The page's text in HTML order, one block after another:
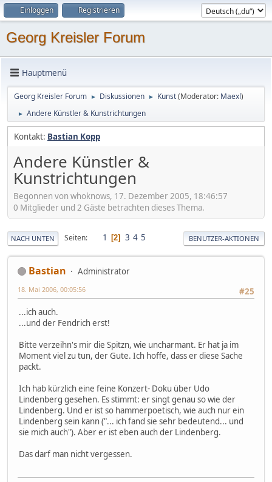
Einloggen Registrieren
Georg Kreisler Forum
Hauptmenü
Georg Kreisler Forum ► Diskussionen ► Kunst(Moderator: Maexl)
► Andere Künstler & Kunstrichtungen
Kontakt: Bastian Kopp
Andere Künstler &
Kunstrichtungen
Begonnen von whoknows, 17. Dezember 2005, 18:46:57
0 Mitglieder und 2 Gäste betrachten dieses Thema.
NACH UNTEN Seiten 1 2 3 4 5 BENUTZER-AKTIONEN
Bastian
Administrator
#25
18. Mai 2006, 00:05:56
...ich auch.
...und der Fendrich erst!
Bitte verzeihn's mir die Spitzn, wie uncharmant. Er hat ja im
Moment viel zu tun, der Gute. Ich hoffe, dass er diese Sache
packt.
Ich hab kürzlich eine feine Konzert- Doku über Udo
Lindenberg gesehen. Es stimmt: er singt genau so wie der
Lindenberg. Und er ist so hammerpoetisch, wie auch nur ein
Lindenberg sein kann ("... ich fand sie sehr bedeutend... und
sie mich auch"). Aber er ist eben auch der Lindenberg.
Das darf man nicht vergessen.